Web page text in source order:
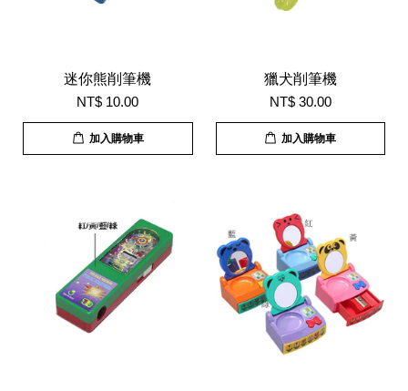
迷你熊削筆機
NT$ 10.00
加入購物車
獵犬削筆機
NT$ 30.00
加入購物車